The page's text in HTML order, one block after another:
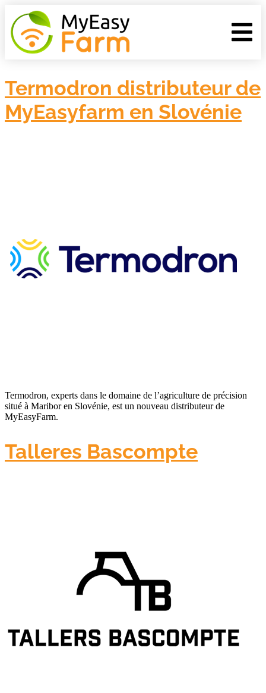
Termodron distributeur de
MyEasyfarm en Slovénie
Termodron, experts dans le domaine de l’agriculture de précision
situé à Maribor en Slovénie, est un nouveau distributeur de
MyEasyFarm.
Talleres Bascompte